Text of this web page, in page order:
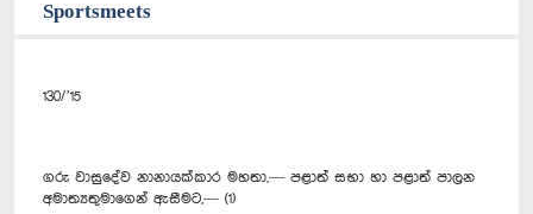
Sportsmeets
130/’15
ගරු වාසුදේව නානායක්කාර මහතා,— පළාත් සභා හා පළාත් පාලන
අමාත්‍යතුමාගෙන් ඇසීමට,— (1)